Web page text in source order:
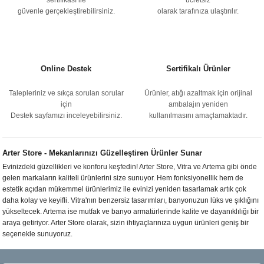
güvenle gerçekleştirebilirsiniz.
olarak tarafınıza ulaştırılır.
Online Destek
Talepleriniz ve sıkça sorulan sorular
için
Destek sayfamızı inceleyebilirsiniz.
Sertifikalı Ürünler
Ürünler, atığı azaltmak için orijinal
ambalajın yeniden
kullanılmasını amaçlamaktadır.
Arter Store - Mekanlarınızı Güzelleştiren Ürünler Sunar
Evinizdeki güzellikleri ve konforu keşfedin! Arter Store, Vitra ve Artema gibi önde
gelen markaların kaliteli ürünlerini size sunuyor. Hem fonksiyonellik hem de
estetik açıdan mükemmel ürünlerimiz ile evinizi yeniden tasarlamak artık çok
daha kolay ve keyifli. Vitra'nın benzersiz tasarımları, banyonuzun lüks ve şıklığını
yükseltecek. Artema ise mutfak ve banyo armatürlerinde kalite ve dayanıklılığı bir
araya getiriyor. Arter Store olarak, sizin ihtiyaçlarınıza uygun ürünleri geniş bir
seçenekle sunuyoruz.